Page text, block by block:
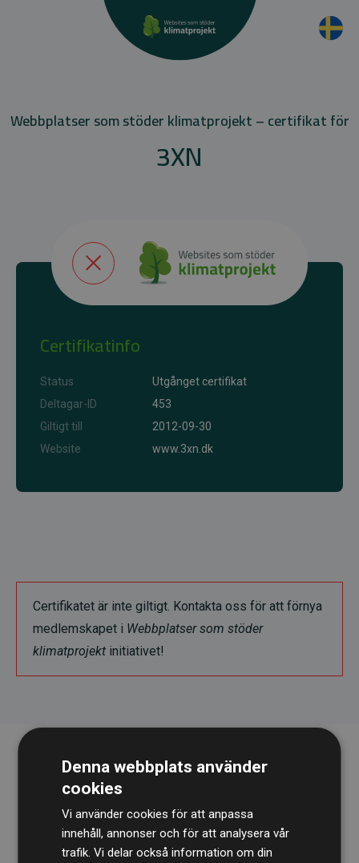
Webbplatser som stöder klimatprojekt – certifikat för
3XN
Certifikatinfo
Status
Utgånget certifikat
Deltagar-ID
453
Giltigt till
2012-09-30
Website
www.3xn.dk
Certifikatet är inte giltigt. Kontakta oss för att förnya
medlemskapet i Webbplatser som stöder
klimatprojekt initiativet!
Denna webbplats använder
cookies
Vi använder cookies för att anpassa
innehåll, annonser och för att analysera vår
trafik. Vi delar också information om din